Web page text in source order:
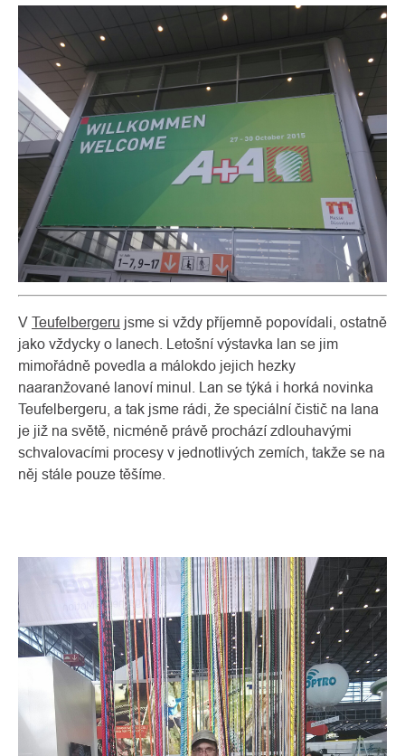
V Teufelbergeru jsme si vždy příjemně popovídali, ostatně
jako vždycky o lanech. Letošní výstavka lan se jim
mimořádně povedla a málokdo jejich hezky
naaranžované lanoví minul. Lan se týká i horká novinka
Teufelbergeru, a tak jsme rádi, že speciální čistič na lana
je již na světě, nicméně právě prochází zdlouhavými
schvalovacími procesy v jednotlivých zemích, takže se na
něj stále pouze těšíme.